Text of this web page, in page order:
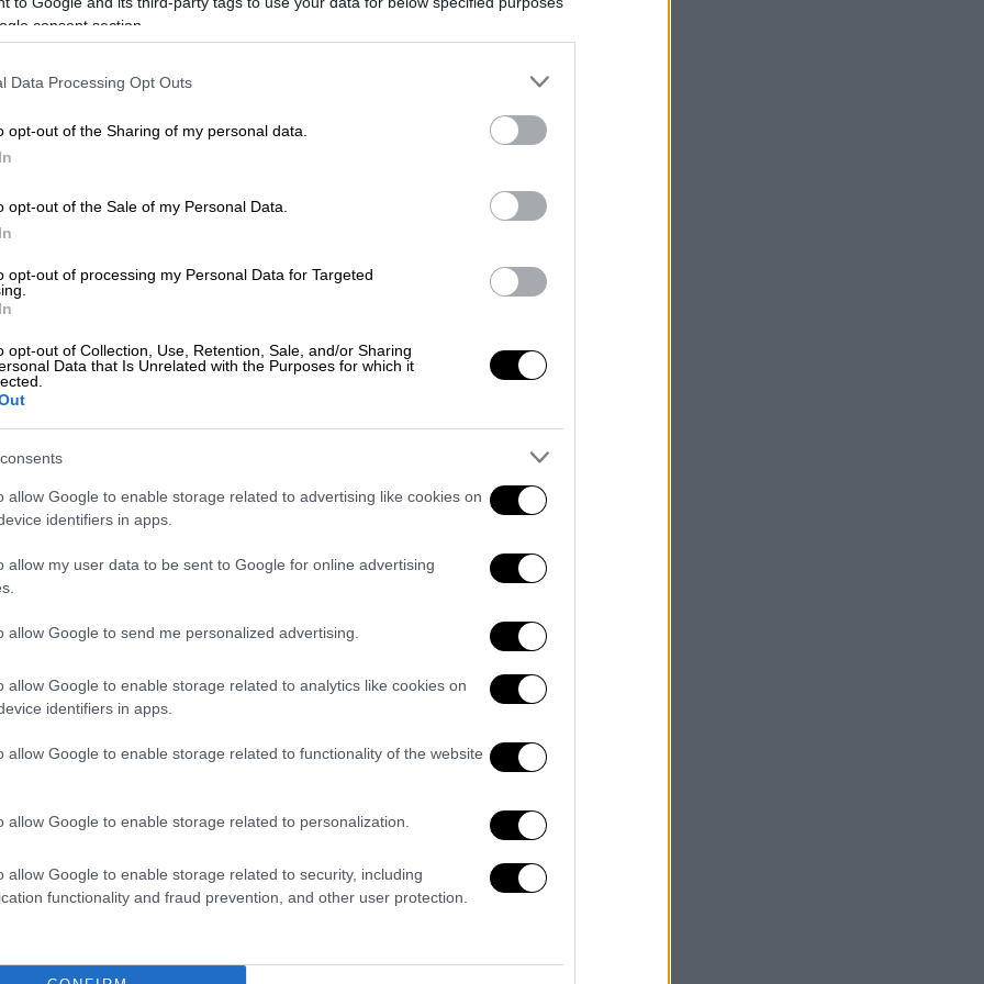
consent section.
Data Processing Opt Outs
opt-out of the Sharing of my personal data.
opt-out of the Sale of my Personal Data.
opt-out of processing my Personal Data for Targeted
opt-out of Collection, Use, Retention, Sale, and/or Sharing
Data that Is Unrelated with the Purposes for which it
allow Google to enable storage related to advertising like cookies on
identifiers in apps.
allow my user data to be sent to Google for online advertising
allow Google to send me personalized advertising.
allow Google to enable storage related to analytics like cookies on
identifiers in apps.
allow Google to enable storage related to functionality of the website
allow Google to enable storage related to personalization.
allow Google to enable storage related to security, including
functionality and fraud prevention, and other user protection.
τηςκαθώς πόζαρε σόλο στο κόκκινο
το «E!».
premiere with proud parents
pic.twitter.com/Lg0xuhlIwD
2024
τους να περνάει την ιδιαίτερη στιγμή
ένα δάκρυ από το μάτι του
Blue Ivy on the red carpet at the LA
❤️pic.twitter.com/4hN97jMwMt
December 10, 2024
ότι η οικογένεια
το παρών στην εκδήλωση, αλλά άλλαξε
και οράπερέχουν και οι δύο χαρίσει τη
αφότου αυτός και ο Sean «
κορίτσι
ο 24 φορές νικητής Grammy και
πολιτική αγωγή από μία γυναίκα η οποία
οποία ισχυρίστηκε ότι το δίδυμο της
Οκτώβριοτροποποιήθηκε για να
ισχυρίζεται ότι πήγε να ξεκουραστεί
ποτό στο πάρτι που την έκανε να